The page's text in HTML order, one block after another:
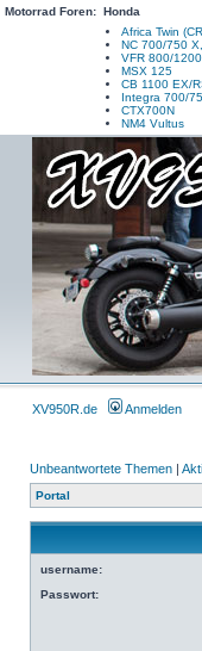
Motorrad Foren: Honda
Africa Twin
NC 700/750
VFR 800/
MSX 125
CB 1100 EX/
Integra 700/
CTX700N
NM4 Vultus
XV950R.de Anmelden
Unbeantwortete Themen |
Portal
username:
Passwort: